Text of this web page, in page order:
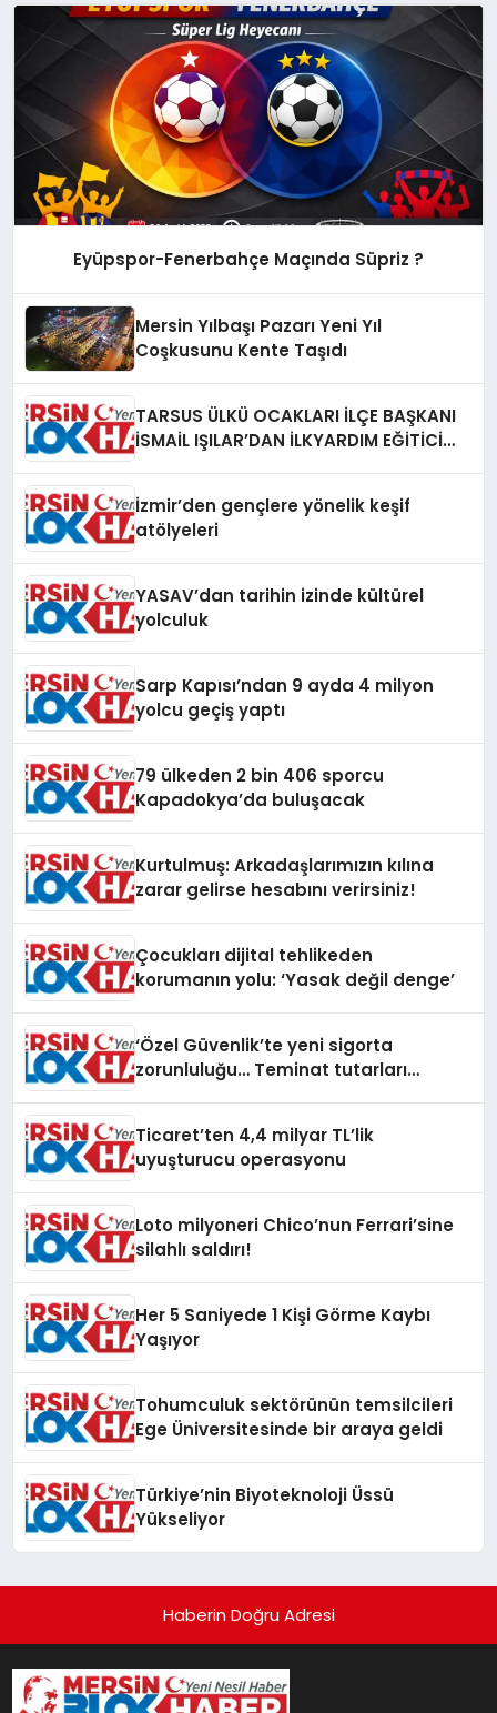
Eyüpspor-Fenerbahçe Maçında Süpriz ?
Mersin Yılbaşı Pazarı Yeni Yıl
Coşkusunu Kente Taşıdı
TARSUS ÜLKÜ OCAKLARI İLÇE BAŞKANI
İSMAİL IŞILAR’DAN İLKYARDIM EĞİTİCİ
İzmir’den gençlere yönelik keşif
atölyeleri
YASAV’dan tarihin izinde kültürel
yolculuk
Sarp Kapısı’ndan 9 ayda 4 milyon
yolcu geçiş yaptı
79 ülkeden 2 bin 406 sporcu
Kapadokya’da buluşacak
Kurtulmuş: Arkadaşlarımızın kılına
zarar gelirse hesabını verirsiniz!
Çocukları dijital tehlikeden
korumanın yolu: ‘Yasak değil denge’
‘Özel Güvenlik’te yeni sigorta
zorunluluğu… Teminat tutarları
Ticaret’ten 4,4 milyar TL’lik
uyuşturucu operasyonu
Loto milyoneri Chico’nun Ferrari’sine
silahlı saldırı!
Her 5 Saniyede 1 Kişi Görme Kaybı
Yaşıyor
Tohumculuk sektörünün temsilcileri
Ege Üniversitesinde bir araya geldi
Türkiye’nin Biyoteknoloji Üssü
Yükseliyor
Haberin Doğru Adresi